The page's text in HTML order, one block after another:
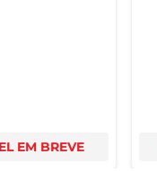
EM BREVE